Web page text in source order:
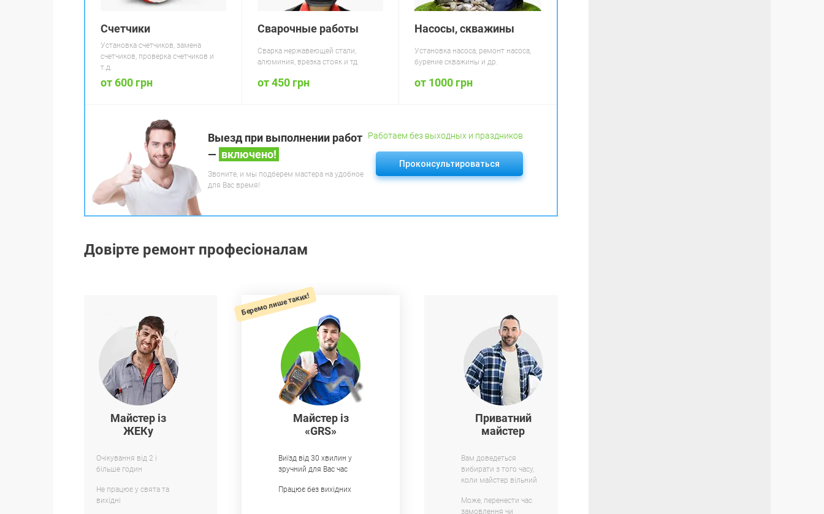
Счетчики
Установка счетчиков, замена
счетчиков, проверка счетчиков и
т.д.
от 600 грн
Сварочные работы
Сварка нержавеющей стали,
алюминия, врезка стояк и тд.
от 450 грн
Насосы, скважины
Установка насоса, ремонт насоса,
бурение скважины и др.
от 1000 грн
Выезд при выполнении работ
— включено!
Звоните, и мы подберем мастера на удобное
для Вас время!
Работаем без выходных и праздников
Проконсультироваться
Довірте ремонт професіоналам
Майстер із
«GRS»
Виїзд від 30 хвилин у
зручний для Вас час
Працює без вихідних
Беремо лише таких!
Майстер із
ЖЕКу
Очікування від 2 і
більше годин
Не працює у свята та
вихідні
Приватний
майстер
Вам доведеться
вибирати з того часу,
коли майстер вільний
Може, перенести час
замовлення чи